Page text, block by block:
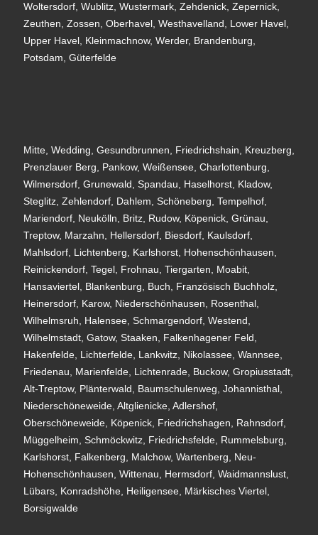
Woltersdorf, Wublitz, Wustermark, Zehdenick, Zepernick,
Zeuthen, Zossen, Oberhavel, Westhavelland, Lower Havel,
Upper Havel, Kleinmachnow, Werder, Brandenburg,
Potsdam, Güterfelde
Mitte, Wedding, Gesundbrunnen, Friedrichshain, Kreuzberg,
Prenzlauer Berg, Pankow, Weißensee, Charlottenburg,
Wilmersdorf, Grunewald, Spandau, Haselhorst, Kladow,
Steglitz, Zehlendorf, Dahlem, Schöneberg, Tempelhof,
Mariendorf, Neukölln, Britz, Rudow, Köpenick, Grünau,
Treptow, Marzahn, Hellersdorf, Biesdorf, Kaulsdorf,
Mahlsdorf, Lichtenberg, Karlshorst, Hohenschönhausen,
Reinickendorf, Tegel, Frohnau, Tiergarten, Moabit,
Hansaviertel, Blankenburg, Buch, Französisch Buchholz,
Heinersdorf, Karow, Niederschönhausen, Rosenthal,
Wilhelmsruh, Halensee, Schmargendorf, Westend,
Wilhelmstadt, Gatow, Staaken, Falkenhagener Feld,
Hakenfelde, Lichterfelde, Lankwitz, Nikolassee, Wannsee,
Friedenau, Marienfelde, Lichtenrade, Buckow, Gropiusstadt,
Alt-Treptow, Plänterwald, Baumschulenweg, Johannisthal,
Niederschöneweide, Altglienicke, Adlershof,
Oberschöneweide, Köpenick, Friedrichshagen, Rahnsdorf,
Müggelheim, Schmöckwitz, Friedrichsfelde, Rummelsburg,
Karlshorst, Falkenberg, Malchow, Wartenberg, Neu-
Hohenschönhausen, Wittenau, Hermsdorf, Waidmannslust,
Lübars, Konradshöhe, Heiligensee, Märkisches Viertel,
Borsigwalde